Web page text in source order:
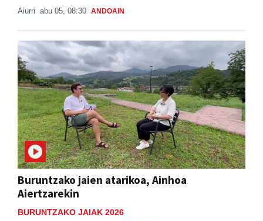
Aiurri abu 05, 08:30 ANDOAIN
Buruntzako jaien atarikoa, Ainhoa
Aiertzarekin
BURUNTZAKO JAIAK 2026